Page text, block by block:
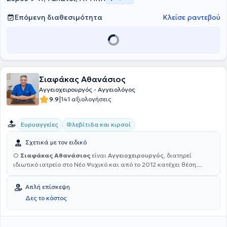
Επόμενη διαθεσιμότητα Κλείσε ραντεβού
Σιαφάκας Αθανάσιος
Αγγειοχειρουργός - Αγγειολόγος
9.9|141 αξιολογήσεις
Ευρυαγγείες Φλεβίτιδα και κιρσοί
Σχετικά με τον ειδικό
Ο Σιαφάκας Αθανάσιος είναι Αγγειοχειρουργός, διατηρεί
ιδιωτικό ιατρείο στο Νέο Ψυχικό και από το 2012 κατέχει θέση
Γυναικολογική Κλινική "ΡΕΑ". Σπούδασε στο Τμήμα Ιατρικής του
Αριστοτελείου Πανεπιστημίου Θεσσαλονίκης, αποφοιτώντας από τη
Στρατιωτική Σχολή Αξιωματικών Σωμάτων. Είναι στρατιωτικός
ιατρός και συγκαταλέγεται στους κορυφαίους στην Ελλάδα στην
Απλή επίσκεψη
Δες το κόστος